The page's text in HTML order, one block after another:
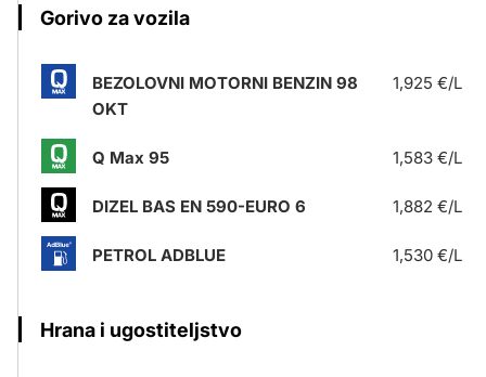
Gorivo za vozila
BEZOLOVNI MOTORNI BENZIN 98
OKT
1,925 €/L
Q Max 95 1,583 €/L
DIZEL BAS EN 590-EURO 6 1,882 €/L
PETROL ADBLUE 1,530 €/L
Hrana i ugostiteljstvo